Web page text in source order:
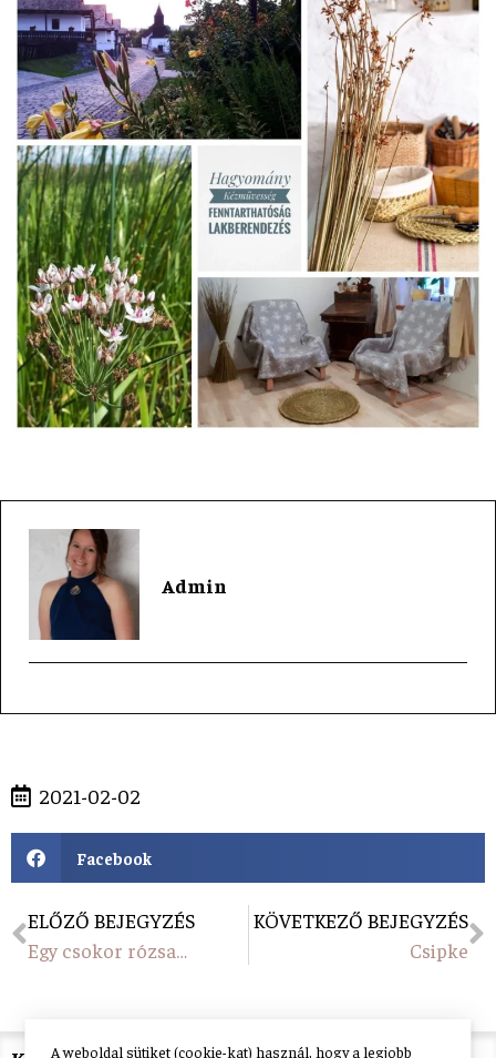
Admin
2021-02-02
Facebook
ELŐZŐ BEJEGYZÉS
Egy csokor rózsa…
KÖVETKEZŐ BEJEGYZÉS
Csipke
A weboldal sütiket (cookie-kat) használ, hogy a legjobb